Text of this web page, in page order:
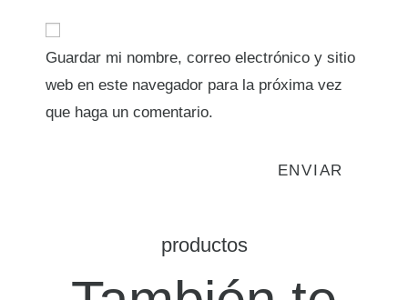
Guardar mi nombre, correo electrónico y sitio
web en este navegador para la próxima vez
que haga un comentario.
productos